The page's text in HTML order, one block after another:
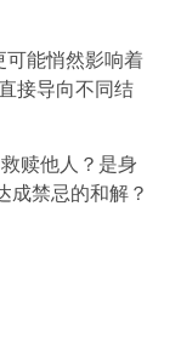
能悄然影响着
接导向不同结
赎他人？是身
成禁忌的和解？